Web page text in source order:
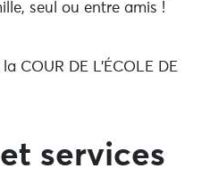
seul ou entre amis !
COUR DE L’ÉCOLE DE
29170 Fouesnant
services